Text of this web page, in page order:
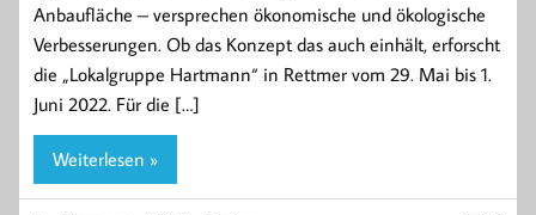
Anbaufläche – versprechen ökonomische und ökologische
Verbesserungen. Ob das Konzept das auch einhält, erforscht
die „Lokalgruppe Hartmann“ in Rettmer vom 29. Mai bis 1.
Juni 2022. Für die […]
Weiterlesen »